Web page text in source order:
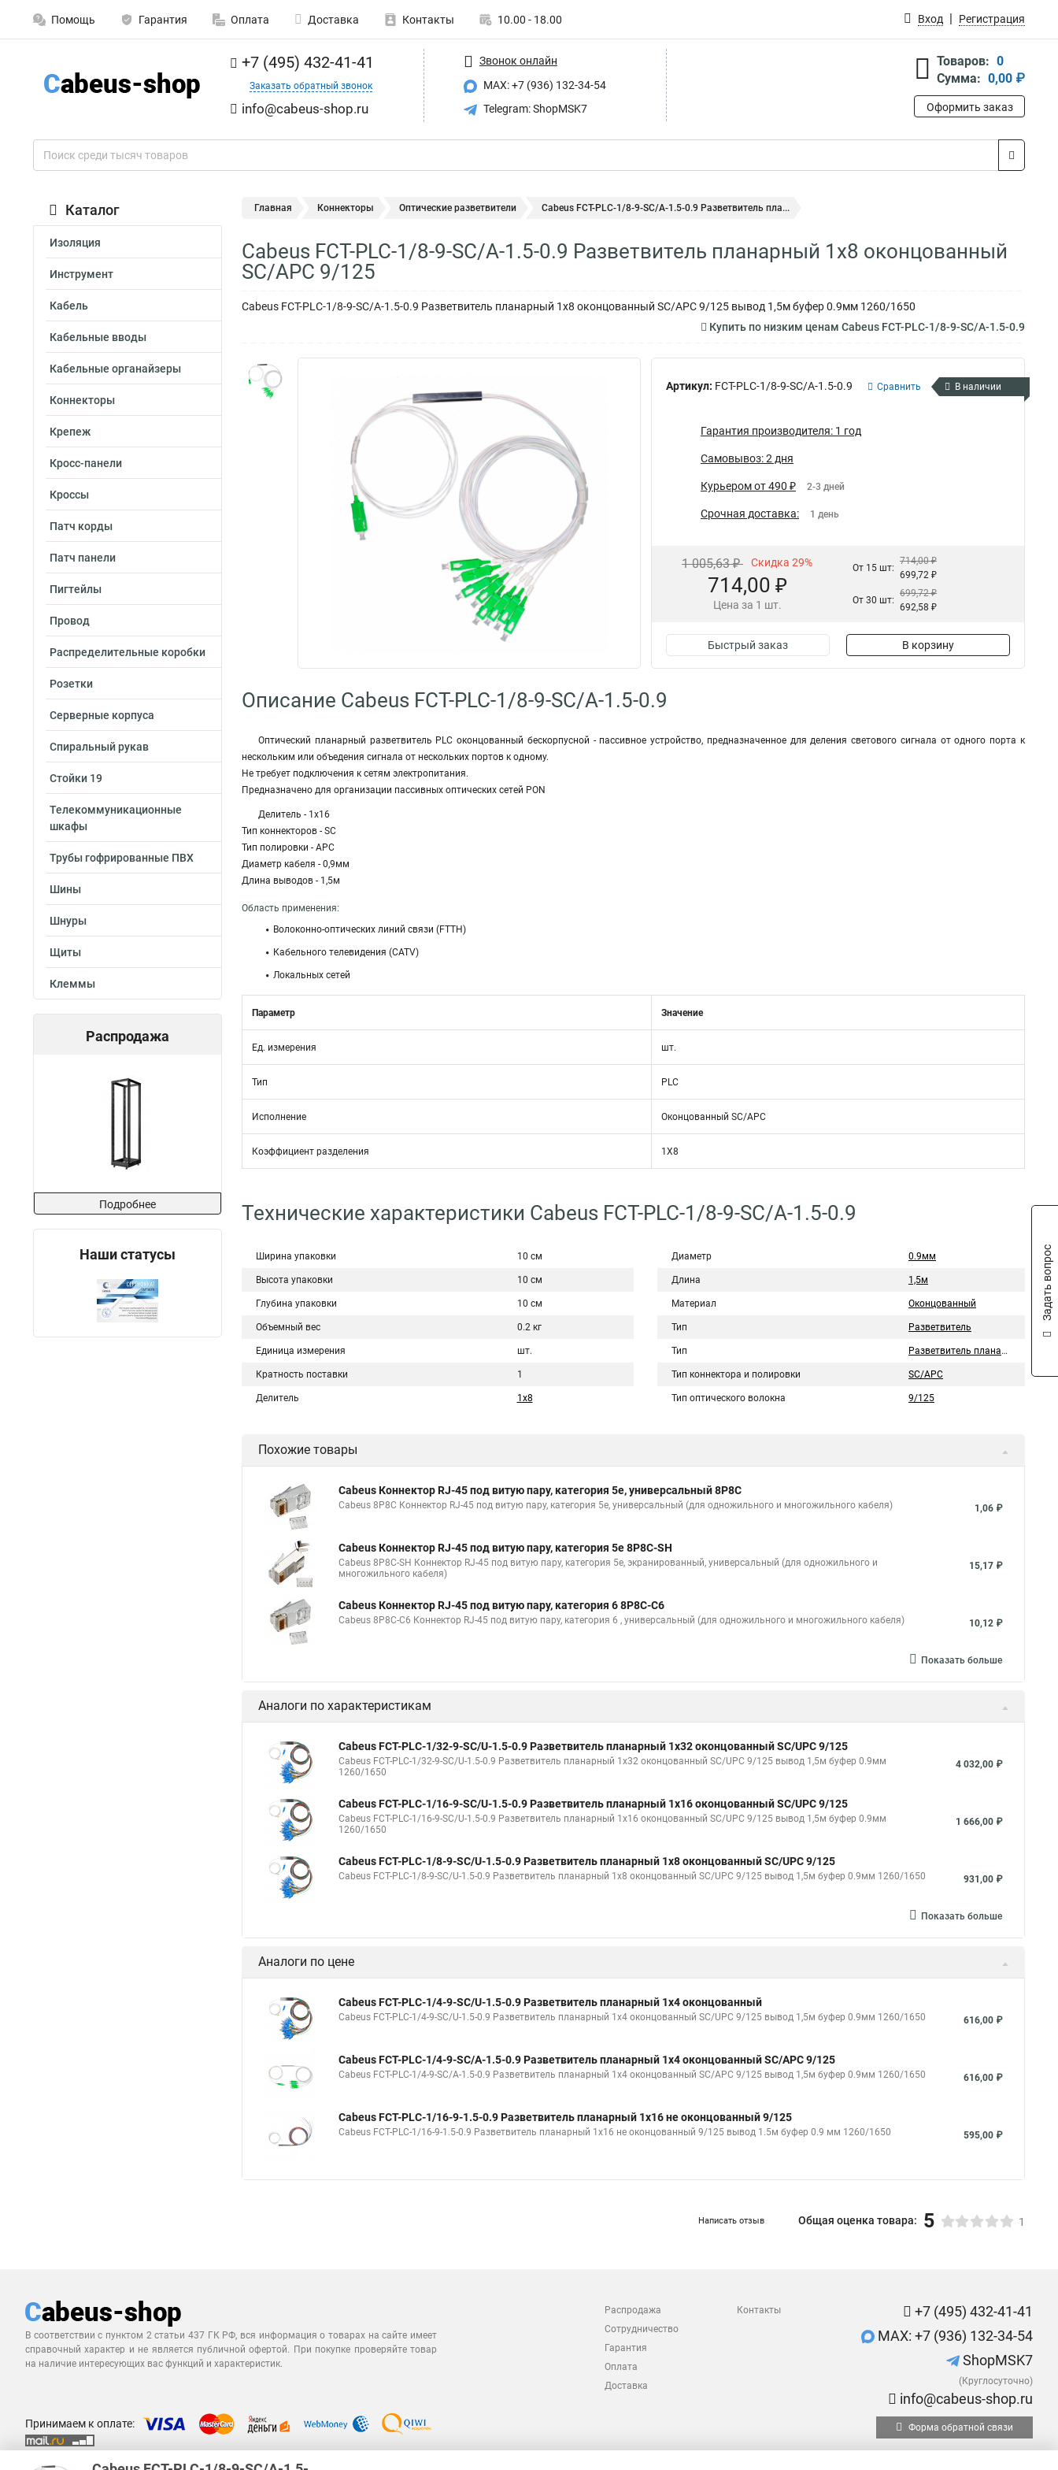
Помощь Гарантия Оплата Доставка Контакты 10.00 - 18.00 Вход Регистрация
+7 (495) 432-41-41
Заказать обратный звонок
info@cabeus-shop.ru
Звонок онлайн
MAX: +7 (936) 132-34-54
Telegram: ShopMSK7
Товаров: 0
Сумма: 0,00 ₽
Оформить заказ
Каталог
Изоляция
Инструмент
Кабель
Кабельные вводы
Кабельные органайзеры
Коннекторы
Крепеж
Кросс-панели
Кроссы
Патч корды
Патч панели
Пигтейлы
Провод
Распределительные коробки
Розетки
Серверные корпуса
Спиральный рукав
Стойки 19
Телекоммуникационные
шкафы
Трубы гофрированные ПВХ
Шины
Шнуры
Щиты
Клеммы
Распродажа
Подробнее
Наши статусы
Главная Коннекторы Оптические разветвители Cabeus FCT-PLC-1/8-9-SC/A-1.5-0.9 Разветвитель пла...
Cabeus FCT-PLC-1/8-9-SC/A-1.5-0.9 Разветвитель планарный 1х8 оконцованный
SC/APC 9/125
Cabeus FCT-PLC-1/8-9-SC/A-1.5-0.9 Разветвитель планарный 1х8 оконцованный SC/APC 9/125 вывод 1,5м буфер 0.9мм 1260/1650
Купить по низким ценам Cabeus FCT-PLC-1/8-9-SC/A-1.5-0.9
Артикул: FCT-PLC-1/8-9-SC/A-1.5-0.9 Сравнить В наличии
Гарантия производителя: 1 год
Самовывоз: 2 дня
Курьером от 490 ₽ 2-3 дней
Срочная доставка: 1 день
1 005,63 ₽ Скидка 29%
714,00 ₽
Цена за 1 шт.
От 15 шт:
714,00 ₽
699,72 ₽
От 30 шт:
699,72 ₽
692,58 ₽
Быстрый заказ В корзину
Описание Cabeus FCT-PLC-1/8-9-SC/A-1.5-0.9
Оптический планарный разветвитель PLC оконцованный бескорпусной - пассивное устройство, предназначенное для деления светового сигнала от одного порта к
нескольким или объедения сигнала от нескольких портов к одному.
Не требует подключения к сетям электропитания.
Предназначено для организации пассивных оптических сетей PON
Делитель - 1х16
Тип коннекторов - SC
Тип полировки - APC
Диаметр кабеля - 0,9мм
Длина выводов - 1,5м
Область применения:
Волоконно-оптических линий связи (FTTH)
Кабельного телевидения (CATV)
Локальных сетей
Параметр Значение
Ед. измерения шт.
Тип PLC
Исполнение Оконцованный SC/APC
Коэффициент разделения 1Х8
Технические характеристики Cabeus FCT-PLC-1/8-9-SC/A-1.5-0.9
Ширина упаковки 10 см
Высота упаковки 10 см
Глубина упаковки 10 см
Объемный вес 0.2 кг
Единица измерения шт.
Кратность поставки 1
Делитель 1х8
Диаметр 0.9мм
Длина 1,5м
Материал Оконцованный
Тип Разветвитель
Тип Разветвитель планарный
Тип коннектора и полировки SC/APC
Тип оптического волокна 9/125
Похожие товары
Cabeus Коннектор RJ-45 под витую пару, категория 5e, универсальный 8P8C
Cabeus 8P8C Коннектор RJ-45 под витую пару, категория 5e, универсальный (для одножильного и многожильного кабеля) 1,06 ₽
Cabeus Коннектор RJ-45 под витую пару, категория 5e 8P8C-SH
Cabeus 8P8C-SH Коннектор RJ-45 под витую пару, категория 5e, экранированный, универсальный (для одножильного и
многожильного кабеля)
15,17 ₽
Cabeus Коннектор RJ-45 под витую пару, категория 6 8P8C-C6
Cabeus 8P8C-C6 Коннектор RJ-45 под витую пару, категория 6 , универсальный (для одножильного и многожильного кабеля) 10,12 ₽
Показать больше
Аналоги по характеристикам
Cabeus FCT-PLC-1/32-9-SC/U-1.5-0.9 Разветвитель планарный 1х32 оконцованный SC/UPC 9/125
Cabeus FCT-PLC-1/32-9-SC/U-1.5-0.9 Разветвитель планарный 1х32 оконцованный SC/UPC 9/125 вывод 1,5м буфер 0.9мм
1260/1650
4 032,00 ₽
Cabeus FCT-PLC-1/16-9-SC/U-1.5-0.9 Разветвитель планарный 1х16 оконцованный SC/UPC 9/125
Cabeus FCT-PLC-1/16-9-SC/U-1.5-0.9 Разветвитель планарный 1х16 оконцованный SC/UPC 9/125 вывод 1,5м буфер 0.9мм
1260/1650
1 666,00 ₽
Cabeus FCT-PLC-1/8-9-SC/U-1.5-0.9 Разветвитель планарный 1х8 оконцованный SC/UPC 9/125
Cabeus FCT-PLC-1/8-9-SC/U-1.5-0.9 Разветвитель планарный 1х8 оконцованный SC/UPC 9/125 вывод 1,5м буфер 0.9мм 1260/1650 931,00 ₽
Показать больше
Аналоги по цене
Cabeus FCT-PLC-1/4-9-SC/U-1.5-0.9 Разветвитель планарный 1х4 оконцованный
Cabeus FCT-PLC-1/4-9-SC/U-1.5-0.9 Разветвитель планарный 1х4 оконцованный SC/UPC 9/125 вывод 1,5м буфер 0.9мм 1260/1650 616,00 ₽
Cabeus FCT-PLC-1/4-9-SC/A-1.5-0.9 Разветвитель планарный 1х4 оконцованный SC/APC 9/125
Cabeus FCT-PLC-1/4-9-SC/A-1.5-0.9 Разветвитель планарный 1х4 оконцованный SC/APC 9/125 вывод 1,5м буфер 0.9мм 1260/1650 616,00 ₽
Cabeus FCT-PLC-1/16-9-1.5-0.9 Разветвитель планарный 1х16 не оконцованный 9/125
Cabeus FCT-PLC-1/16-9-1.5-0.9 Разветвитель планарный 1х16 не оконцованный 9/125 вывод 1.5м буфер 0.9 мм 1260/1650 595,00 ₽
Написать отзыв Общая оценка товара: 5 1
В соответствии с пунктом 2 статьи 437 ГК РФ, вся информация о товарах на сайте имеет
справочный характер и не является публичной офертой. При покупке проверяйте товар
на наличие интересующих вас функций и характеристик.
Распродажа
Сотрудничество
Гарантия
Оплата
Доставка
Контакты
+7 (495) 432-41-41
MAX: +7 (936) 132-34-54
ShopMSK7
(Круглосуточно)
info@cabeus-shop.ru
Принимаем к оплате: Форма обратной связи
Задать вопрос